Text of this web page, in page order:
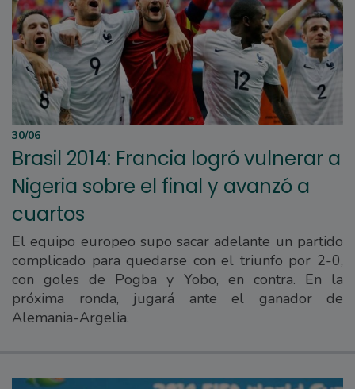
30/06
Brasil 2014: Francia logró vulnerar a
Nigeria sobre el final y avanzó a
cuartos
El equipo europeo supo sacar adelante un partido
complicado para quedarse con el triunfo por 2-0,
con goles de Pogba y Yobo, en contra. En la
próxima ronda, jugará ante el ganador de
Alemania-Argelia.